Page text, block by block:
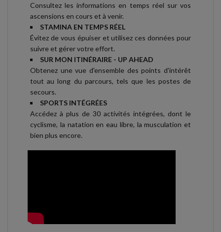
Consultez les informations en temps réel sur vos
ascensions en cours et à venir.
STAMINA EN TEMPS RÉEL
Évitez de vous épuiser et utilisez ces données pour
suivre et gérer votre effort.
SUR MON ITINÉRAIRE - UP AHEAD
Obtenez une vue d'ensemble des points d'intérêt
tout au long du parcours, tels que les postes de
secours.
SPORTS INTÉGRÉES
Accédez à plus de 30 activités intégrées, dont le
cyclisme, la natation en eau libre, la musculation et
bien plus encore.